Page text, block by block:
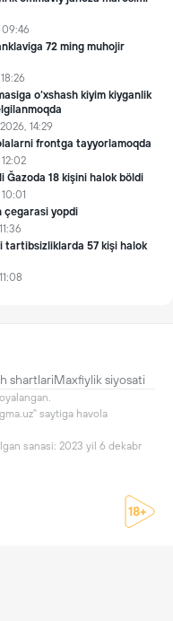
72 ming muhojir
o‘xshash kiyim kiyganlik
14:29
frontga tayyorlamoqda
Ğazoda 18 kişini halok böldi
çegarasi yopdi
tartibsizliklarda 57 kişi halok
shartlariMaxfiylik siyosati
saytiga havola
sanasi: 2023 yil 6 dekabr